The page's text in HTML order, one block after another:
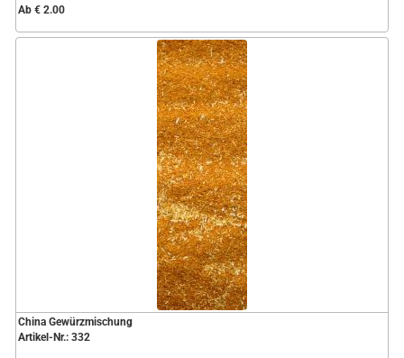
Ab € 2.00
China Gewürzmischung
Artikel-Nr.: 332